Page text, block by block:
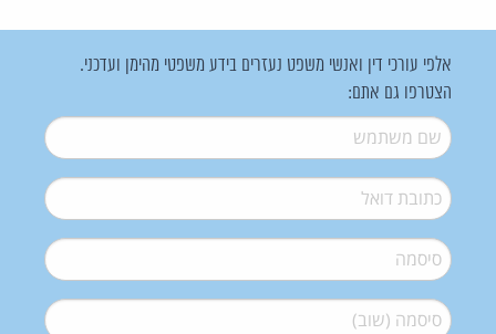
אלפי עורכי דין ואנשי משפט נעזרים בידע משפטי מהימן ועדכני.
הצטרפו גם אתם:
שם משתמש*
דואל*
סיסמה*
סיסמה (שוב)*